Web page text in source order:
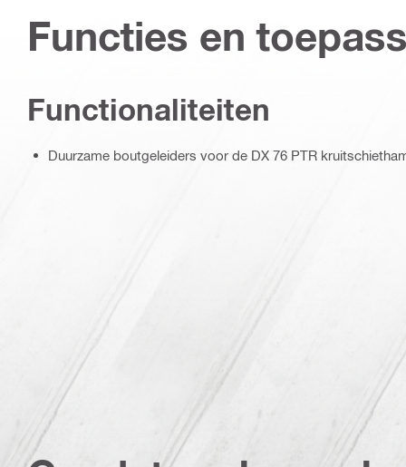
Functies en
Functionaliteiten
Duurzame boutgeleiders voor de DX 76 PTR